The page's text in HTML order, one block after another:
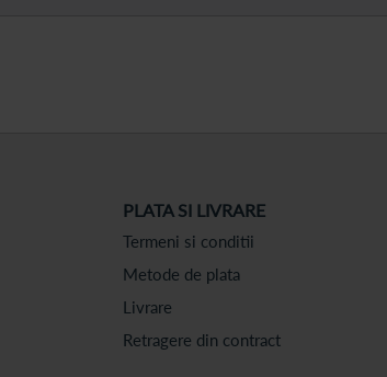
PLATA SI LIVRARE
Termeni si conditii
Metode de plata
Livrare
Retragere din contract